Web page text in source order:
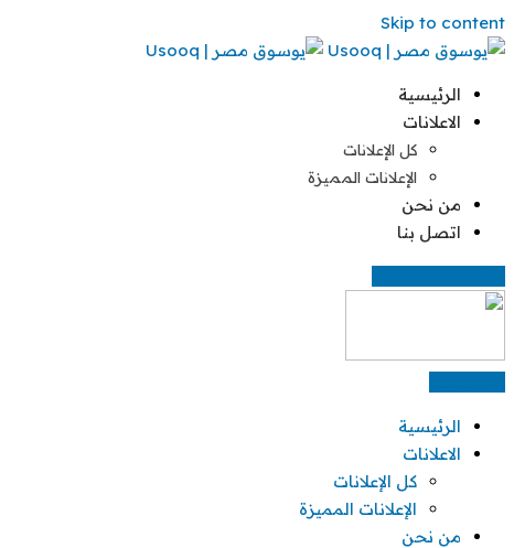
Skip to content
الرئيسية
الاعلانات
كل الإعلانات
الإعلانات المميزة
من نحن
اتصل بنا
الرئيسية
الاعلانات
كل الإعلانات
الإعلانات المميزة
من نحن